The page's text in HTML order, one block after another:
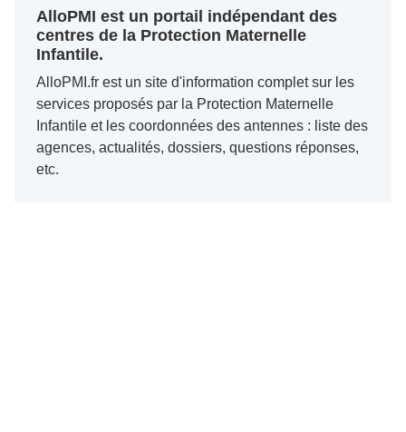
AlloPMI est un portail indépendant des
centres de la Protection Maternelle
Infantile.
AlloPMI.fr est un site d'information complet sur les
services proposés par la Protection Maternelle
Infantile et les coordonnées des antennes : liste des
agences, actualités, dossiers, questions réponses,
etc.